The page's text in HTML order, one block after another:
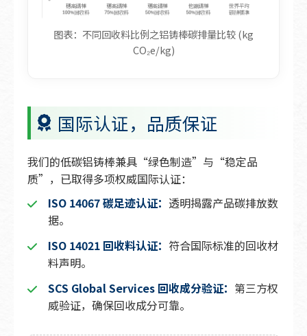
图表：不同回收料比例之铝铸棒碳排量比较 (kg
CO₂e/kg)
国际认证，品质保证
我们的低碳铝铸棒兼具“绿色制造”与“稳定品
质”，已取得多项权威国际认证：
ISO 14067 碳足迹认证： 透明揭露产品碳排放数
据。
ISO 14021 回收料认证： 符合国际标准的回收材
料声明。
SCS Global Services 回收成分验证： 第三方权
威验证，确保回收成分可靠。